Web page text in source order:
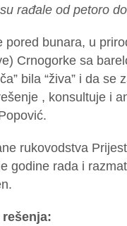
rađale od petoro
pored bunara, u
Crnogorke sa
bila “živa” i da se
, konsultuje i
rukovodstva
godine rada i